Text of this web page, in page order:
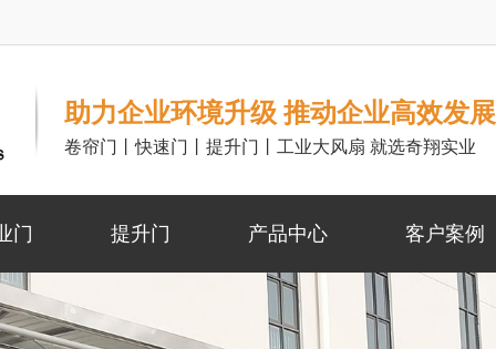
助力企业环境升级 推动企业高效发展
卷帘门丨快速门丨提升门丨工业大风扇 就选奇翔实业
门 提升门 产品中心 客户案例